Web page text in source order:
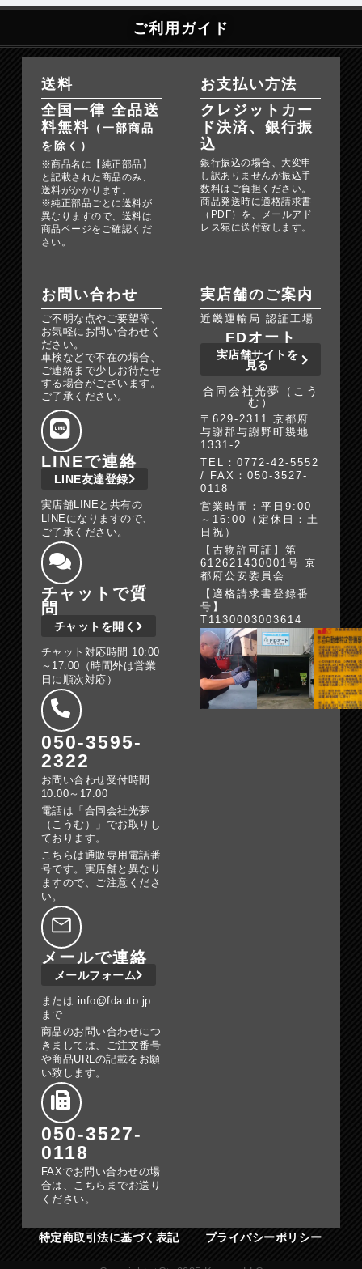
ご利用ガイド
送料
全国一律 全品送
料無料 （一部商品
を除く）
※商品名に【純正部品】
と記載された商品のみ、
送料がかかります。
※純正部品ごとに送料が
異なりますので、送料は
商品ページをご確認くだ
さい。
お支払い方法
クレジットカー
ド決済、銀行振
込
銀行振込の場合、大変申
し訳ありませんが振込手
数料はご負担ください。
商品発送時に適格請求書
（PDF）を、メールアド
レス宛に送付致します。
お問い合わせ
ご不明な点やご要望等、
お気軽にお問い合わせく
ださい。
車検などで不在の場合、
ご連絡まで少しお待たせ
する場合がございます。
ご了承ください。
LINEで連絡
LINE友達登録
実店舗LINEと共有の
LINEになりますので、
ご了承ください。
チャットで質
問
チャットを開く
チャット対応時間 10:00
～17:00（時間外は営業
日に順次対応）
050-3595-
2322
お問い合わせ受付時間
10:00～17:00
電話は「合同会社光夢
（こうむ）」でお取りし
ております。
こちらは通販専用電話番
号です。実店舗と異なり
ますので、ご注意くださ
い。
メールで連絡
メールフォーム
または info@fdauto.jp
まで
商品のお問い合わせにつ
きましては、ご注文番号
や商品URLの記載をお願
い致します。
050-3527-
0118
FAXでお問い合わせの場
合は、こちらまでお送り
ください。
実店舗のご案内
近畿運輸局 認証工場
FDオート
実店舗サイトを
見る
合同会社光夢（こう
む）
〒629-2311 京都府
与謝郡与謝野町幾地
1331-2
TEL：0772-42-5552
/ FAX：050-3527-
0118
営業時間：平日9:00
～16:00（定休日：土
日祝）
【古物許可証】第
612621430001号 京
都府公安委員会
【適格請求書登録番
号】
T1130003003614
特定商取引法に基づく表記 プライバシーポリシー